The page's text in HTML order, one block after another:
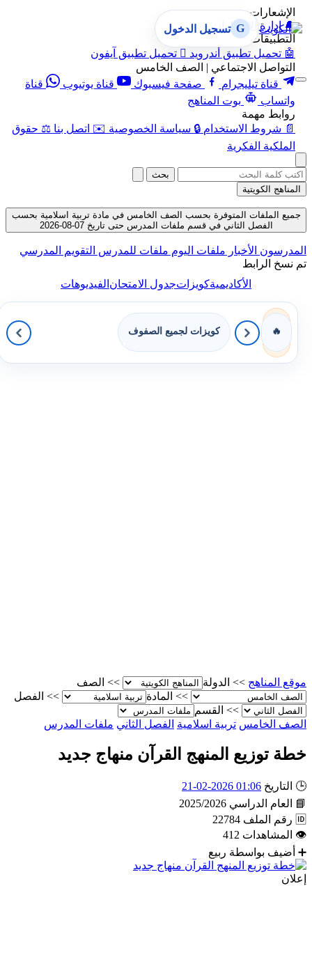
الإشعارات
🔔 إدارة الإشعارات
التطبيقات
🤖 تحميل تطبيق أندرويد  تحميل تطبيق آيفون
التواصل الاجتماعي | الصف الخامس
قناة تيليجرام
صفحة فيسبوك قناة يوتيوب
قناة
واتساب
بوت المناهج
روابط مهمة
📄 شروط الاستخدام 🔒 سياسة الخصوصية ✉️ اتصل بنا ⚖️ حقوق
الملكية الفكرية
G تسجيل الدخول
بحث
المناهج الكويتية
جميع الملفات المتوفرة بحسب الصف الخامس في مادة تربية اسلامية بحسب
الفصل الثاني في قسم ملفات المدرس حتى تاريخ 07-08-2026
المدرسون الأخبار ملفات اليوم ملفات للمدرس التقويم المدرسي
تم نسخ الرابط
الأكاديميةكويزاتجدول الامتحانالفيديوهات
🔥 كويزات لجميع الصفوف
موقع المناهج >> الدولة >>
الصف
>>
المادة >>
الفصل
>>
القسم
الصف الخامس تربية اسلامية الفصل الثاني ملفات المدرس
خطة توزيع المنهج القرآن منهاج جديد
🕒 التاريخ 01:06 2026-02-21
📘
العام الدراسي 2025/2026
🆔 رقم الملف 22784
👁
المشاهدات 412
➕
أضيف بواسطة ربيع
إعلان